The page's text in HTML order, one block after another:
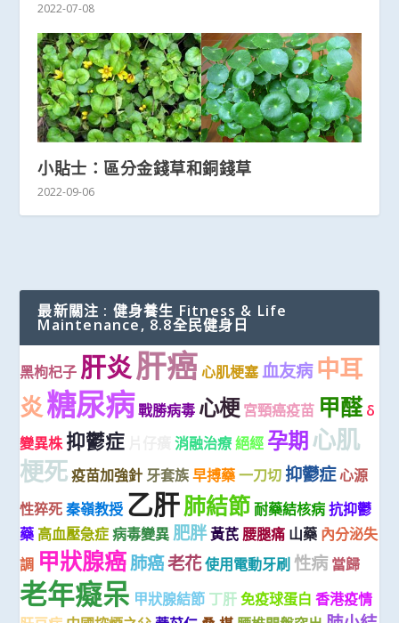
2022-07-08
小貼士：區分金錢草和銅錢草
2022-09-06
最新關注 : 健身養生 Fitness & Life
Maintenance, 8.8全民健身日
黑枸杞子 肝炎肝癌 心肌梗塞 血友病 中耳
炎糖尿病戰勝病毒 心梗 宮頸癌疫苗 甲醛 δ
變異株 抑鬱症 消融治療 絕經 孕期心肌
梗死 疫苗加強針 牙套族 早搏藥 一刀切 抑鬱症心源
性猝死 秦嶺教授 乙肝肺結節 耐藥結核病 抗抑鬱
藥 高血壓急症 病毒變異 肥胖黃芪 腰腿痛 山藥 內分泌失
調 甲狀腺癌肺癌老花使用電動牙刷 性病 當歸
老年癡呆 甲狀腺結節 丁肝 免疫球蛋白 香港疫情